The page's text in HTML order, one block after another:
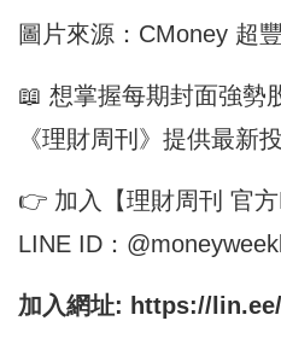
圖片來源：CMoney 超
📖 想掌握每期封面強勢
《理財周刊》提供最新
👉 加入【理財周刊 官方
LINE ID：
加入網址: https://